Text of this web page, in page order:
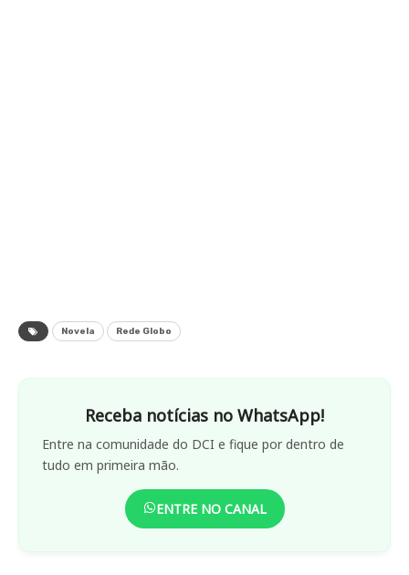
Novela Rede Globo
Receba notícias no WhatsApp!
Entre na comunidade do DCI e fique por dentro de
tudo em primeira mão.
ENTRE NO CANAL